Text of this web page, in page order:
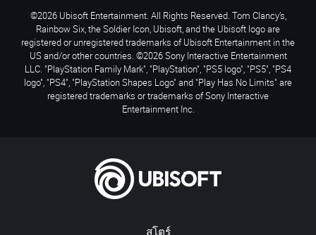
สโตร์
©2026 Ubisoft Entertainment. All Rights Reserved. Tom Clancy’s,
Rainbow Six, the Soldier Icon, Ubisoft, and the Ubisoft logo are
registered or unregistered trademarks of Ubisoft Entertainment in the
US and/or other countries. ©2026 Sony Interactive Entertainment
LLC. "PlayStation Family Mark", "PlayStation", "PS5 logo", "PS5", "PS4
logo", "PS4", "PlayStation Shapes Logo" and "Play Has No Limits" are
registered trademarks or trademarks of Sony Interactive
Entertainment Inc.